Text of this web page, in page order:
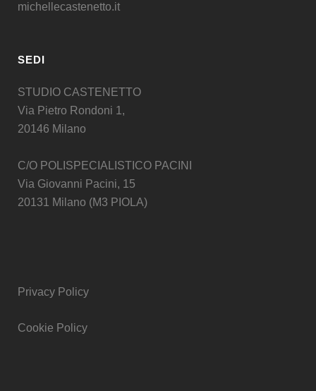
michellecastenetto.it
SEDI
STUDIO CASTENETTO
Via Pietro Rondoni 1,
20146 Milano
C/O POLISPECIALISTICO PACINI
Via Giovanni Pacini, 15
20131 Milano (M3 PIOLA)
Privacy Policy
Cookie Policy